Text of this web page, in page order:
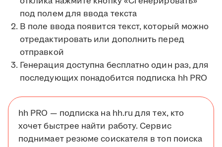
под полем для ввода текста
В поле ввода появится текст, который можно
отредактировать или дополнить перед
отправкой
Генерация доступна бесплатно один раз, для
последующих понадобится подписка hh PRO
hh PRO — подписка на hh.ru для тех, кто
хочет быстрее найти работу. Сервис
поднимает резюме соискателя в топ поиска